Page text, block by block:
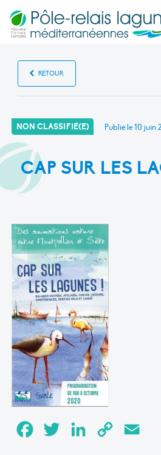
RETOUR
NON CLASSIFIÉ(E) Publié le10 juin
CAP SUR LES
FacebookTwitter LinkedInCopy